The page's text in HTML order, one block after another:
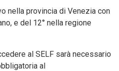
nella provincia di Venezia con
e del 12° nella regione
al SELF sarà necessario
al